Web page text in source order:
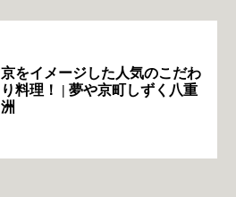
京をイメージした人気のこだわ
り料理！ | 夢や京町しずく八重
洲